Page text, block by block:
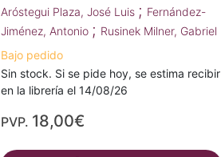
Aróstegui Plaza, José Luis ; Fernández-
Jiménez, Antonio ; Rusinek Milner, Gabriel
Bajo pedido
Sin stock. Si se pide hoy, se estima recibir
en la librería el 14/08/26
PVP. 18,00€